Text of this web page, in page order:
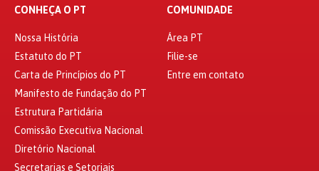
CONHEÇA O PT
Nossa História
Estatuto do PT
Carta de Princípios do PT
Manifesto de Fundação do PT
Estrutura Partidária
Comissão Executiva Nacional
Diretório Nacional
Secretarias e Setoriais
COMUNIDADE
Área PT
Filie-se
Entre em contato